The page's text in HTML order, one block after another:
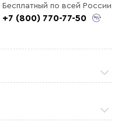
Бесплатный по всей России
+7 (800) 770-77-50